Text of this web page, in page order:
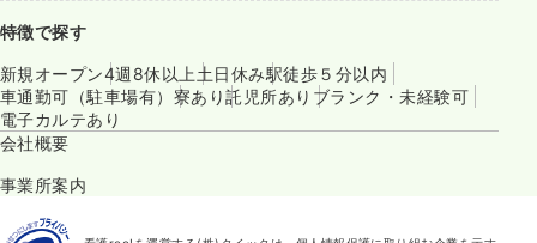
特徴で探す
新規オープン4週8休以上 土日休み駅徒歩５分以内
車通勤可（駐車場有） 寮あり託児所あり ブランク・未経験可
電子カルテあり
会社概要
事業所案内